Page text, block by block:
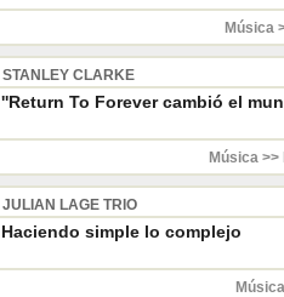
Música
STANLEY CLARKE
''Return To Forever cambió el
Música
JULIAN LAGE TRIO
Haciendo simple lo complejo